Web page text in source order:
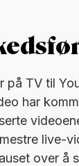
på TV til
har
live-
over å